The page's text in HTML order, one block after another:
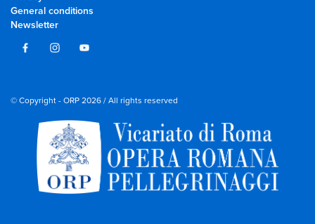
General conditions
Newsletter
© Copyright - ORP 2026 / All rights reserved